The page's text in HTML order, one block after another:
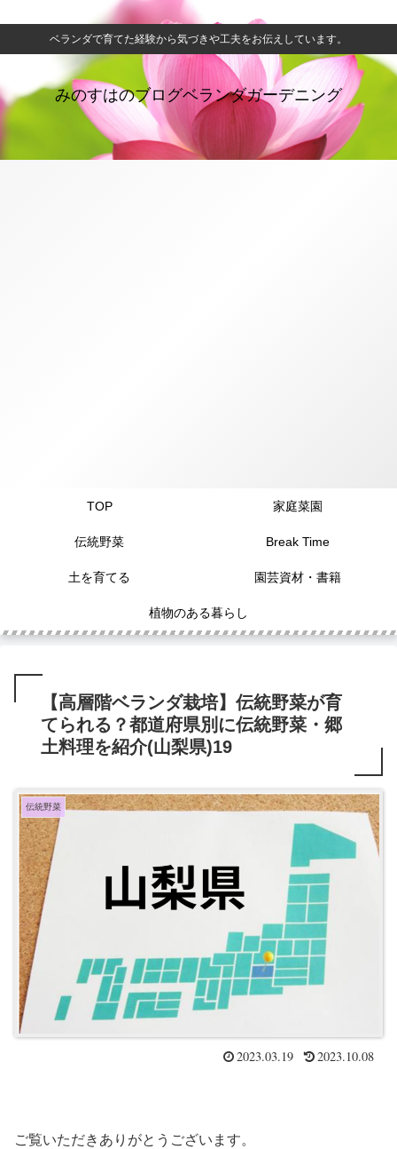
ベランダで育てた経験から気づきや工夫をお伝えしています。
みのすはのブログベランダガーデニング
TOP 家庭菜園
伝統野菜 Break Time
土を育てる 園芸資材・書籍
植物のある暮らし
【高層階ベランダ栽培】伝統野菜が育
てられる？都道府県別に伝統野菜・郷
土料理を紹介(山梨県)19
伝統野菜
2023.03.19 2023.10.08
ご覧いただきありがとうございます。